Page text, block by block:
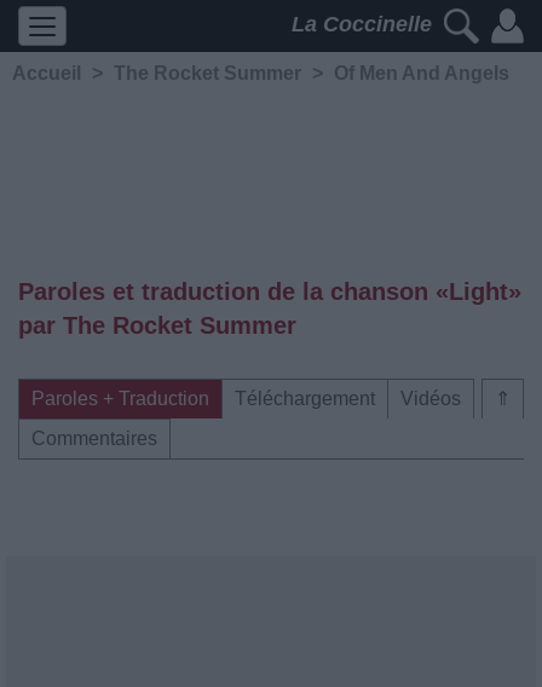
La Coccinelle
Accueil > The Rocket Summer > Of Men And Angels
Paroles et traduction de la chanson «Light»
par The Rocket Summer
⇑
Paroles + Traduction Téléchargement
Vidéos
Commentaires